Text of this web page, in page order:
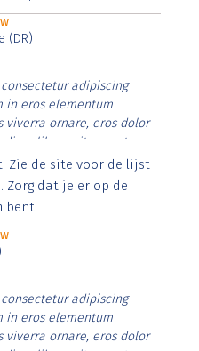
(DR)
adipiscing
in eros elementum
viverra ornare, eros dolor
libero vitae erat.
cursus id rutrum lorem
tristique posuere.
Zie de site voor de lijst
Zorg dat je er op de
bent!
adipiscing
in eros elementum
viverra ornare, eros dolor